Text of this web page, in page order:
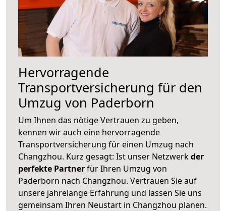
Hervorragende
Transportversicherung für den
Umzug von Paderborn
Um Ihnen das nötige Vertrauen zu geben,
kennen wir auch eine hervorragende
Transportversicherung für einen Umzug nach
Changzhou. Kurz gesagt: Ist unser Netzwerkder
perfekte Partnerfür Ihren Umzug von
Paderborn nach Changzhou. Vertrauen Sie auf
unsere jahrelange Erfahrung und lassen Sie uns
gemeinsam Ihren Neustart in Changzhou planen.